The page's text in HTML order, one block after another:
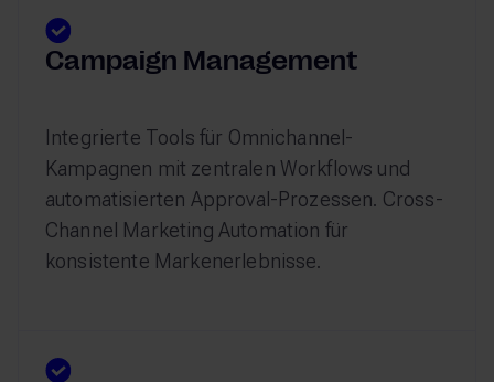
Campaign Management
Integrierte Tools für Omnichannel-
Kampagnen mit zentralen Workflows und
automatisierten Approval-Prozessen. Cross-
Channel Marketing Automation für
konsistente Markenerlebnisse.